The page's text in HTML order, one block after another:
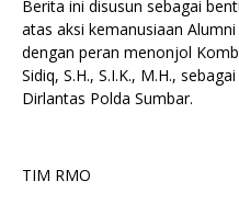
Berita ini disusun sebagai
atas aksi kemanusiaan
dengan peran menonjol
Sidiq, S.H., S.I.K., M.H.,
Dirlantas Polda Sumbar.
TIM RMO